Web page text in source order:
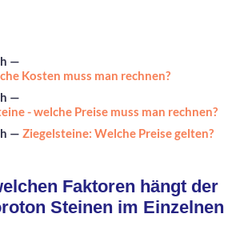
—
Kosten muss man rechnen?
—
- welche Preise muss man rechnen?
— Ziegelsteine: Welche Preise gelten?
Faktoren hängt der
Steinen im Einzelnen